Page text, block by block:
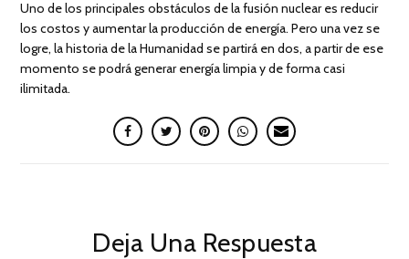
Uno de los principales obstáculos de la fusión nuclear es reducir
los costos y aumentar la producción de energía. Pero una vez se
logre, la historia de la Humanidad se partirá en dos, a partir de ese
momento se podrá generar energía limpia y de forma casi
ilimitada.
Deja Una Respuesta